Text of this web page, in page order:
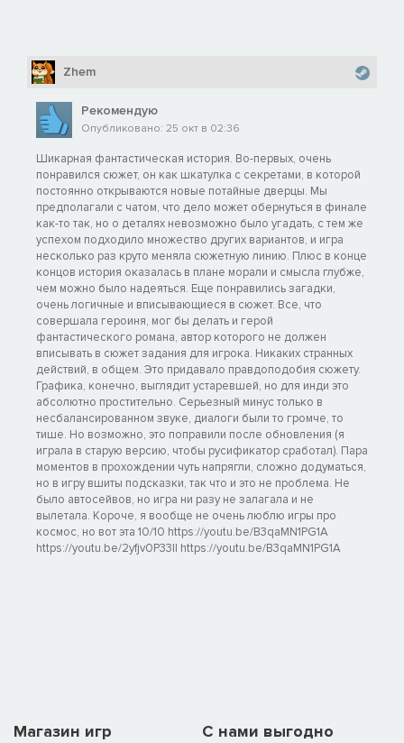
Zhem
Рекомендую
Опубликовано: 25 окт в 02:36
Шикарная фантастическая история. Во-первых, очень
понравился сюжет, он как шкатулка с секретами, в которой
постоянно открываются новые потайные дверцы. Мы
предполагали с чатом, что дело может обернуться в финале
как-то так, но о деталях невозможно было угадать, с тем же
успехом подходило множество других вариантов, и игра
несколько раз круто меняла сюжетную линию. Плюс в конце
концов история оказалась в плане морали и смысла глубже,
чем можно было надеяться. Еще понравились загадки,
очень логичные и вписывающиеся в сюжет. Все, что
совершала героиня, мог бы делать и герой
фантастического романа, автор которого не должен
вписывать в сюжет задания для игрока. Никаких странных
действий, в общем. Это придавало правдоподобия сюжету.
Графика, конечно, выглядит устаревшей, но для инди это
абсолютно простительно. Серьезный минус только в
несбалансированном звуке, диалоги были то громче, то
тише. Но возможно, это поправили после обновления (я
играла в старую версию, чтобы русификатор сработал). Пара
моментов в прохождении чуть напрягли, сложно додуматься,
но в игру вшиты подсказки, так что и это не проблема. Не
было автосейвов, но игра ни разу не залагала и не
вылетала. Короче, я вообще не очень люблю игры про
космос, но вот эта 10/10 https://youtu.be/B3qaMN1PG1A
https://youtu.be/2yfjv0P33II https://youtu.be/B3qaMN1PG1A
Магазин игр C нами выгодно